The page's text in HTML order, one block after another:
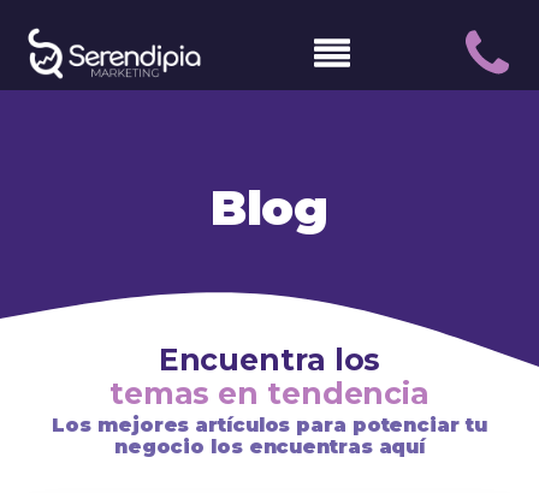
Blog
Encuentra los
temas en tendencia
Los mejores artículos para potenciar tu
negocio los encuentras aquí